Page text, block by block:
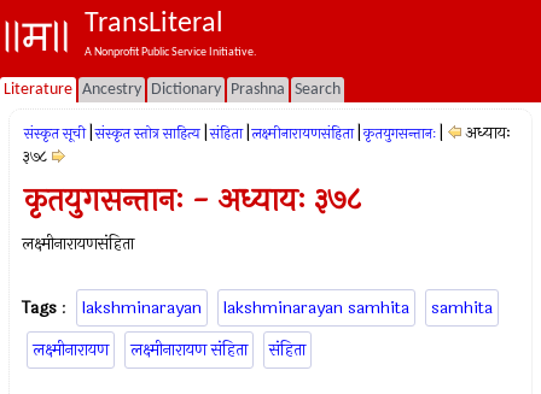
TransLiteral
A Nonprofit Public Service Initiative.
Literature Ancestry Dictionary Prashna Search
संस्कृत सूची संस्कृत स्तोत्र साहित्य संहिता लक्ष्मीनारायणसंहिता कृतयुगसन्तानः
अध्यायः
३७८
कृतयुगसन्तानः - अध्यायः ३७८
लक्ष्मीनारायणसंहिता
Tags : lakshminarayan lakshminarayan samhita
samhita
लक्ष्मीनारायण
लक्ष्मीनारायण संहिता संहिता